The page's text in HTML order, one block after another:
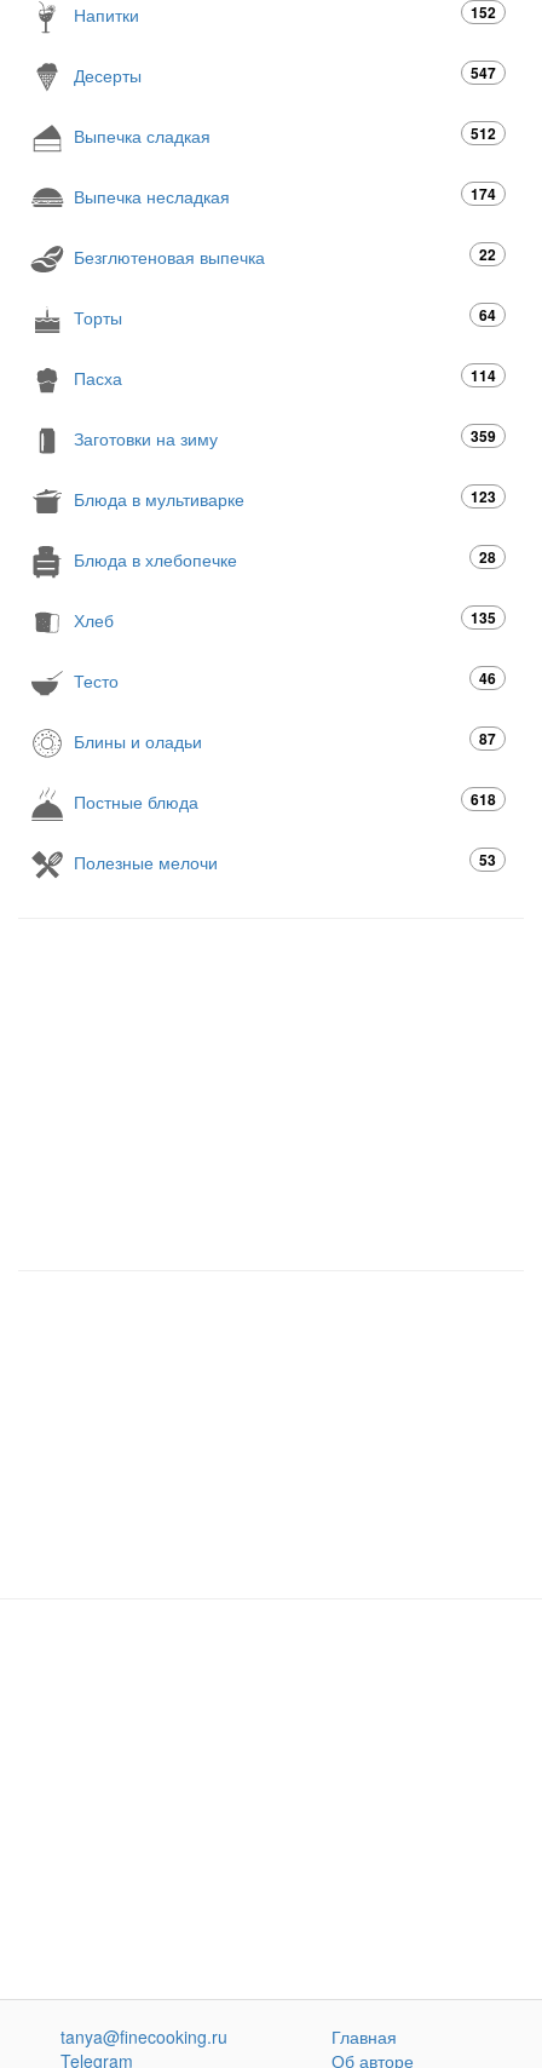
Напитки 152
Десерты 547
Выпечка сладкая 512
Выпечка несладкая 174
Безглютеновая выпечка 22
Торты 64
Пасха 114
Заготовки на зиму 359
Блюда в мультиварке 123
Блюда в хлебопечке 28
Хлеб 135
Тесто 46
Блины и оладьи 87
Постные блюда 618
Полезные мелочи 53
tanya@finecooking.ru
Telegram
Главная
Об авторе